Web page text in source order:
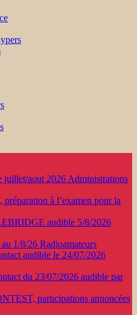
juillet/aout 2026 Administrations
préparation à l’examen pour la
audible 5/8/2026
1/8/26 Radioamateurs
audible le 24/07/2026
du 23/07/2026 audible par
participations annoncées